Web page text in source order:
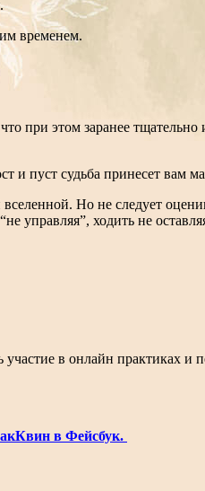
временем.
при этом заранее
и пуст судьба принесет вам
Но не следует
управляя”, ходить не
в онлайн практиках и
в Фейсбук.